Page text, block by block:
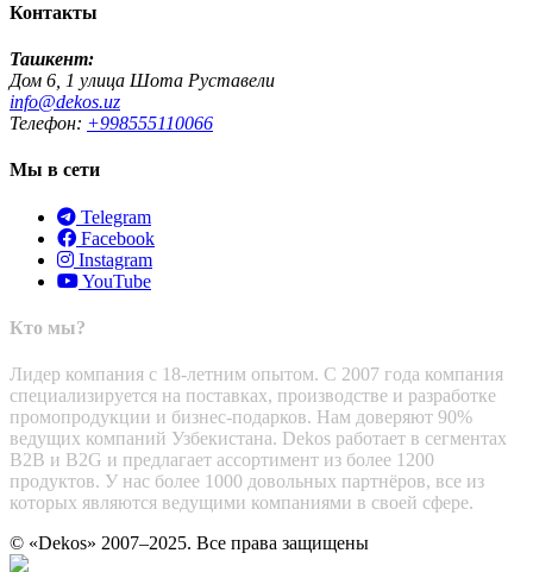
Контакты
Ташкент:
Дом 6, 1 улица Шота Руставели
info@dekos.uz
Телефон: +998555110066
Мы в сети
Telegram
Facebook
Instagram
YouTube
Кто мы?
Лидер компания с 18-летним опытом. С 2007 года компания
специализируется на поставках, производстве и разработке
промопродукции и бизнес-подарков. Нам доверяют 90%
ведущих компаний Узбекистана. Dekos работает в сегментах
B2B и B2G и предлагает ассортимент из более 1200
продуктов. У нас более 1000 довольных партнёров, все из
которых являются ведущими компаниями в своей сфере.
© «Dekos» 2007–2025. Все права защищены